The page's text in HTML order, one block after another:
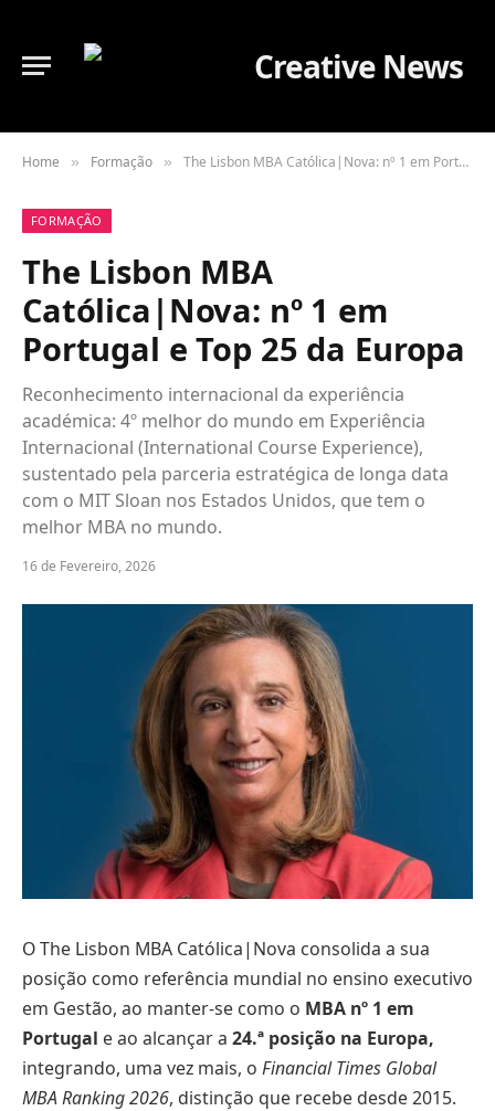
Home » Formação » The Lisbon MBA Católica|Nova: nº 1 em Portugal e Top 25 da Europa
FORMAÇÃO
The Lisbon MBA
Católica|Nova: nº 1 em
Portugal e Top 25 da Europa
Reconhecimento internacional da experiência
académica: 4º melhor do mundo em Experiência
Internacional (International Course Experience),
sustentado pela parceria estratégica de longa data
com o MIT Sloan nos Estados Unidos, que tem o
melhor MBA no mundo.
16 de Fevereiro, 2026
O The Lisbon MBA Católica|Nova consolida a sua
posição como referência mundial no ensino executivo
em Gestão, ao manter-se como o MBA nº 1 em
Portugal e ao alcançar a 24.ª posição na Europa,
integrando, uma vez mais, o Financial Times Global
MBA Ranking 2026, distinção que recebe desde 2015.